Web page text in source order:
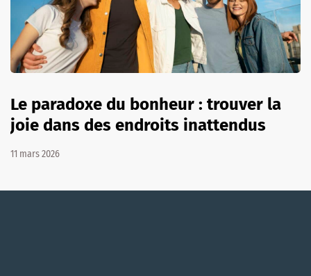
Le paradoxe du bonheur : trouver la
joie dans des endroits inattendus
11 mars 2026